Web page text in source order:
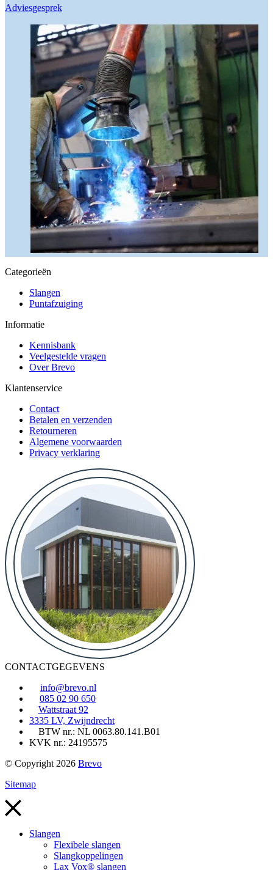
Adviesgesprek
Categorieën
Slangen
Puntafzuiging
Informatie
Kennisbank
Veelgestelde vragen
Over Brevo
Klantenservice
Contact
Betalen en verzenden
Retourneren
Algemene voorwaarden
Privacy verklaring
CONTACTGEGEVENS
info@brevo.nl
085 02 90 650
Wattstraat 92
3335 LV, Zwijndrecht
BTW nr.: NL 0063.80.141.B01
KVK nr.: 24195575
© Copyright 2026 Brevo
Sitemap
Slangen
Flexibele slangen
Slangkoppelingen
Lax Vox® slangen